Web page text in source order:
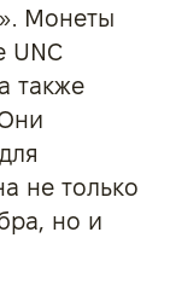
Монеты
UNC
также
не только
но и